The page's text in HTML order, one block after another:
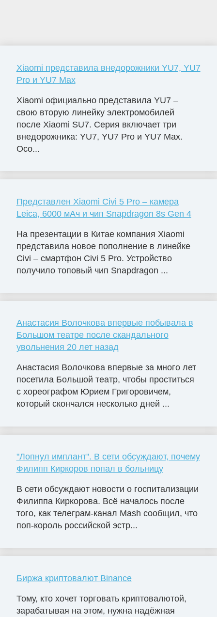
Xiaomi представила внедорожники YU7, YU7
Pro и YU7 Max
Xiaomi официально представила YU7 –
свою вторую линейку электромобилей
после Xiaomi SU7. Серия включает три
внедорожника: YU7, YU7 Pro и YU7 Max.
Осо...
Представлен Xiaomi Civi 5 Pro – камера
Leica, 6000 мАч и чип Snapdragon 8s Gen 4
На презентации в Китае компания Xiaomi
представила новое пополнение в линейке
Civi – смартфон Civi 5 Pro. Устройство
получило топовый чип Snapdragon ...
Анастасия Волочкова впервые побывала в
Большом театре после скандального
увольнения 20 лет назад
Анастасия Волочкова впервые за много лет
посетила Большой театр, чтобы проститься
с хореографом Юрием Григоровичем,
который скончался несколько дней ...
"Лопнул имплант". В сети обсуждают, почему
Филипп Киркоров попал в больницу
В сети обсуждают новости о госпитализации
Филиппа Киркорова. Всё началось после
того, как телеграм-канал Mash сообщил, что
поп-король российской эстр...
Биржа криптовалют Binance
Тому, кто хочет торговать криптовалютой,
зарабатывая на этом, нужна надёжная